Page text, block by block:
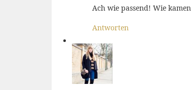
Ach wie passend! Wie
Antworten